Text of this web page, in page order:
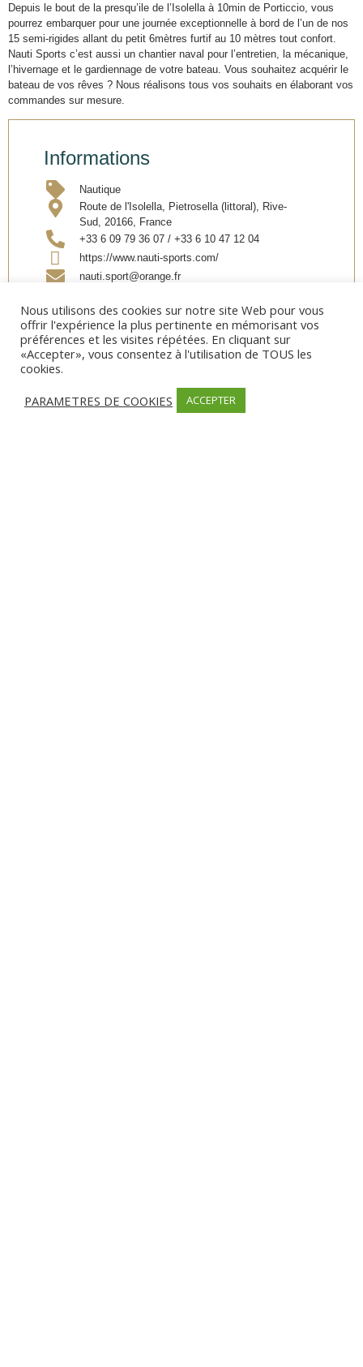
Depuis le bout de la presqu’ile de l’Isolella à 10min de Porticcio, vous
pourrez embarquer pour une journée exceptionnelle à bord de l’un de nos
15 semi-rigides allant du petit 6mètres furtif au 10 mètres tout confort.
Nauti Sports c’est aussi un chantier naval pour l’entretien, la mécanique,
l’hivernage et le gardiennage de votre bateau. Vous souhaitez acquérir le
bateau de vos rêves ? Nous réalisons tous vos souhaits en élaborant vos
commandes sur mesure.
Informations
Nautique
Route de l'Isolella, Pietrosella (littoral), Rive-
Sud, 20166, France
+33 6 09 79 36 07 / +33 6 10 47 12 04
https://www.nauti-sports.com/
nauti.sport@orange.fr
Partager
Nous utilisons des cookies sur notre site Web pour vous
offrir l'expérience la plus pertinente en mémorisant vos
préférences et les visites répétées. En cliquant sur
«Accepter», vous consentez à l'utilisation de TOUS les
cookies.
PARAMETRES DE COOKIES
ACCEPTER